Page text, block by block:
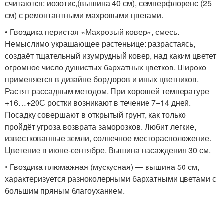
считаются: иозотис,(вышина 40 см), семперфлоренс (25
см) с ремонтантными махровыми цветами.
• Гвоздика перистая «Махровый ковер», смесь.
Немыслимо украшающее растеньице: разрастаясь,
создаёт тщательный изумрудный ковер, над каким цветет
огромное число душистых бархатных цветков. Широко
применяется в дизайне бордюров и иных цветников.
Растят рассадным методом. При хорошей температуре
+16…+20С ростки возникают в течение 7−14 дней.
Посадку совершают в открытый грунт, как только
пройдёт угроза возврата заморозков. Любит легкие,
известкованные земли, солнечное месторасположение.
Цветение в июне-сентябре. Вышина насаждения 30 см.
• Гвоздика плюмажная (мускусная) — вышина 50 см,
характеризуется разноколерными бархатными цветами с
большим пряным благоуханием.